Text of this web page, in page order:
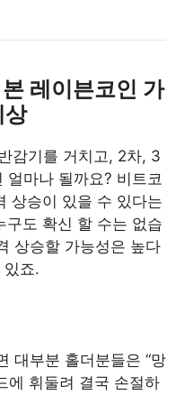
레이븐코인 가
상
감기를 거치고, 2차, 3
얼마나 될까요? 비트코
상승이 있을 수 있다는
구도 확신 할 수는 없습
상승할 가능성은 높다
있죠.
대부분 홀더분들은 “망
에 휘둘려 결국 손절하